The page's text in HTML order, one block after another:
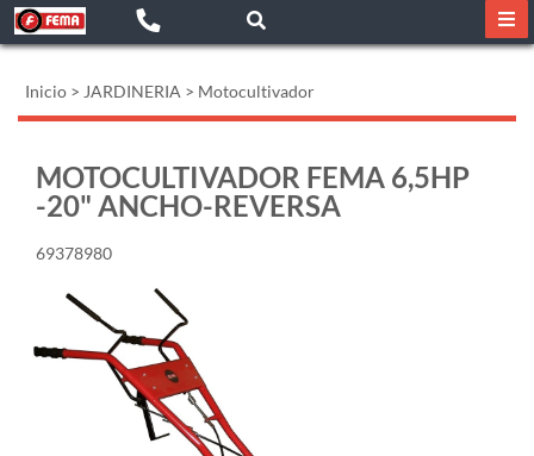
Inicio > JARDINERIA > Motocultivador
MOTOCULTIVADOR FEMA 6,5HP
-20" ANCHO-REVERSA
69378980